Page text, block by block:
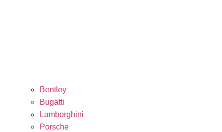
Bentley
Bugatti
Lamborghini
Porsche